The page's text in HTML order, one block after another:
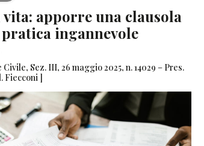
vita: apporre una clausola
ingannevole
Civile, Sez. III, 26 maggio 2025, n. 14029 – Pres.
Fiecconi ]